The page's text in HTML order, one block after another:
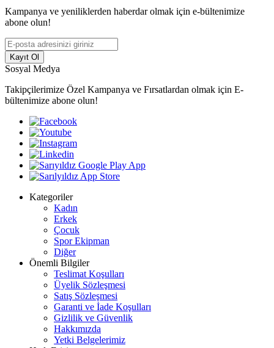
Kampanya ve yeniliklerden haberdar olmak için e-bültenimize
abone olun!
Kayıt Ol
Sosyal Medya
Takipçilerimize Özel Kampanya ve Fırsatlardan olmak için E-
bültenimize abone olun!
Kategoriler
Kadın
Erkek
Çocuk
Spor Ekipman
Diğer
Önemli Bilgiler
Teslimat Koşulları
Üyelik Sözleşmesi
Satış Sözleşmesi
Garanti ve İade Koşulları
Gizlilik ve Güvenlik
Hakkımızda
Yetki Belgelerimiz